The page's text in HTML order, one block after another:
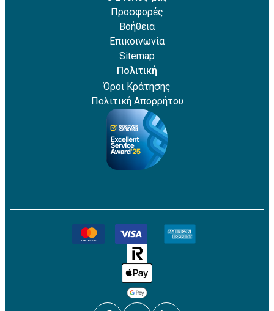
Προσφορές
Βοήθεια
Επικοινωνία
Sitemap
Πολιτική
Όροι Κράτησης
Πολιτική Απορρήτου